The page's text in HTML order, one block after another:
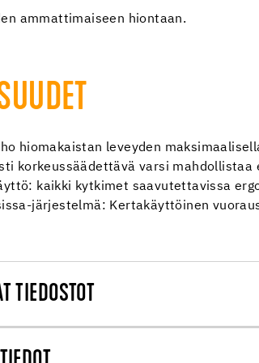
ammattimaiseen hiontaan.
hiomakaistan leveyden
korkeussäädettävä varsi mahdollistaa
kaikki kytkimet saavutettavissa
järjestelmä: Kertakäyttöinen
TIEDOSTOT